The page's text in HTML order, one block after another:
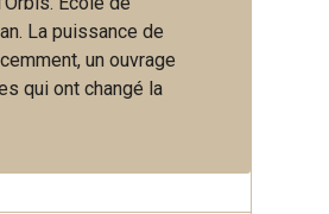
La puissance de
un ouvrage
qui ont changé la